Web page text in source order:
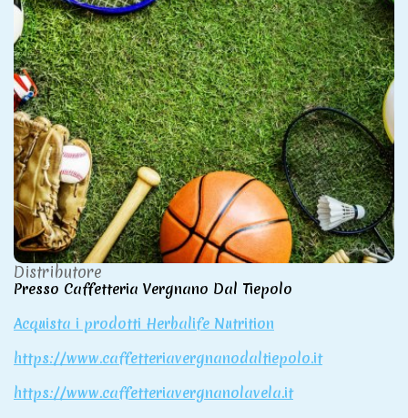
Distributore
Presso Caffetteria Vergnano Dal Tiepolo
Acquista i prodotti Herbalife Nutrition
https://www.caffetteriavergnanodaltiepolo.it
https://www.caffetteriavergnanolavela.it